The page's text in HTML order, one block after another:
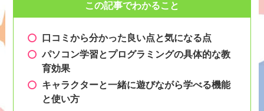
この記事でわかること
口コミから分かった良い点と気になる点
パソコン学習とプログラミングの具体的な教
育効果
キャラクターと一緒に遊びながら学べる機能
と使い方